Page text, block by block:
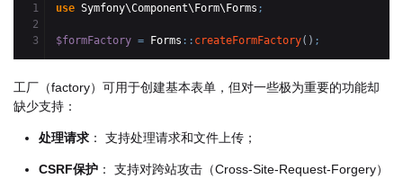
1
2
use Symfony\Component\Form\Forms ;
$formFactory = Forms :: createFormFactory( ) ;
工厂（factory）可用于创建基本表单，但对一些极为重要的功能却
缺少支持：
处理请求 ： 支持处理请求和文件上传；
CSRF保护 ： 支持对跨站攻击（Cross-Site-Request-Forgery）